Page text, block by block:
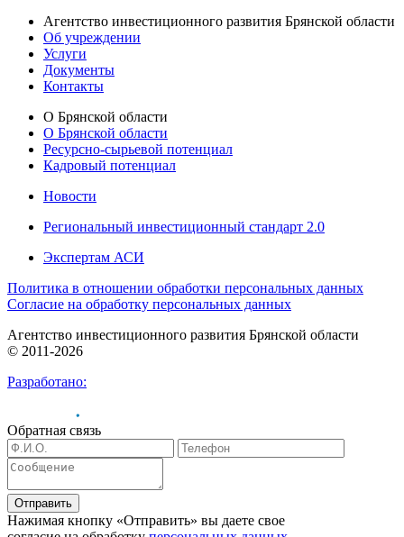
Агентство инвестиционного развития Брянской области
Об учреждении
Услуги
Документы
Контакты
О Брянской области
О Брянской области
Ресурсно-сырьевой потенциал
Кадровый потенциал
Новости
Региональный инвестиционный стандарт 2.0
Экспертам АСИ
Политика в отношении обработки персональных данных
Согласие на обработку персональных данных
Агентство инвестиционного развития Брянской области
© 2011-2026
Разработано:
Обратная связь
Отправить
Нажимая кнопку «Отправить» вы даете свое